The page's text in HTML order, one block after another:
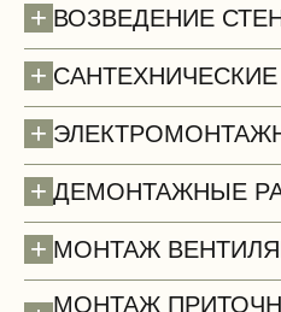
+ ВОЗВЕДЕНИЕ
+
+
+ ДЕМОНТАЖНЫЕ
Полы (демонтаж)
+ МОНТАЖ
МОНТАЖ